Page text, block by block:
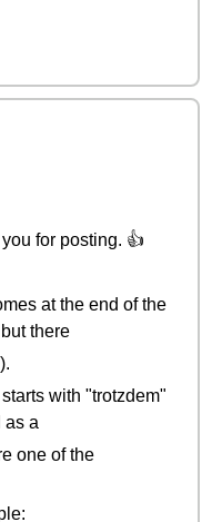
for posting. 👍
at the end of the
there
with "trotzdem"
as a
one of the